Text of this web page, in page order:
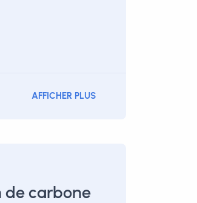
AFFICHER PLUS
de carbone